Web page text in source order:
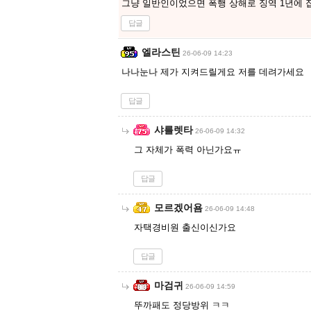
그냥 일반인이었으면 폭행 상해로 징역 1년에
답글
엘라스틴 26-06-09 14:23
나나눈나 제가 지켜드릴게요 저를 데려가세요
답글
샤를렛타 26-06-09 14:32
그 자체가 폭력 아닌가요ㅠ
답글
모르겠어욤 26-06-09 14:48
자택경비원 출신이신가요
답글
마검귀 26-06-09 14:59
뚜까패도 정당방위 ㅋㅋ